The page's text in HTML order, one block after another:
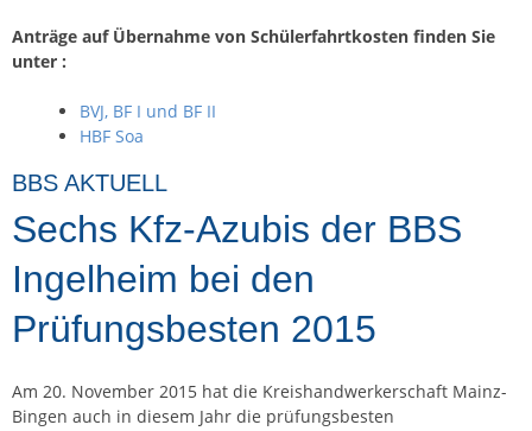
Anträge auf Übernahme von Schülerfahrtkosten finden Sie
unter :
BVJ, BF I und BF II
HBF Soa
BBS AKTUELL
Sechs Kfz-Azubis der BBS
Ingelheim bei den
Prüfungsbesten 2015
Am 20. November 2015 hat die Kreishandwerkerschaft Mainz-
Bingen auch in diesem Jahr die prüfungsbesten